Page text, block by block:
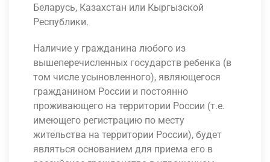
Беларусь, Казахстан или Кыргызской
Республики.
Наличие у гражданина любого из
вышеперечисленных государств ребенка (в
том числе усыновленного), являющегося
гражданином России и постоянно
проживающего на территории России (т.е.
имеющего регистрацию по месту
жительства на территории России), будет
являться основанием для приема его в